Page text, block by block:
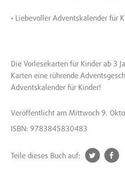
• Liebevoller Adventskalender für
Die Vorlesekarten für Kinder ab 3
Karten eine rührende
Adventskalender für Kinder!
Veröffentlicht am Mittwoch 9.
ISBN: 9783845830483
Teile dieses Buch auf:
t